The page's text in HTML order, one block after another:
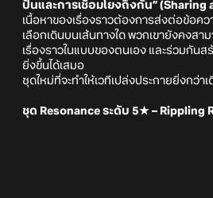
ปันและการเชื่อมโยงถึงกัน” (Sharing
เนื้อหาของเรื่องราวต้องการส่งต่อข้อคว
เลือกเดินบนเส้นทางใด พวกเขายังคงสา
เรื่องราวในแบบของตนเอง และร่วมกันส
ยิ่งขึ้นได้เสมอ
ชุดใหม่ที่จะทำให้เวทีเปล่งประกายยิ่งกว่าเ
ชุด Resonance ระดับ 5★ – Rippling